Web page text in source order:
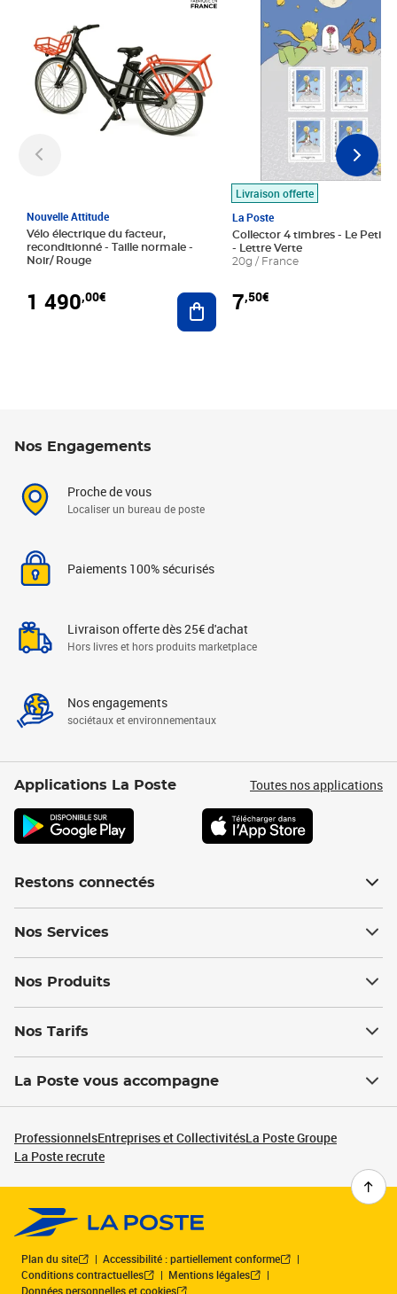
Nouvelle Attitude
Vélo électrique du facteur,
reconditionné - Taille normale -
Noir/ Rouge
1 490,00€ Ajouter au panier
Livraison offerte
La Poste
Collector 4 timbres - Le Petit
- Lettre Verte
20g / France
7,50€
Nos Engagements
Proche de vous
Localiser un bureau de poste
Paiements 100% sécurisés
Livraison offerte dès 25€ d'achat
Hors livres et hors produits marketplace
Nos engagements
sociétaux et environnementaux
Applications La Poste Toutes nos applications
Restons connectés
Nos Services
Nos Produits
Nos Tarifs
La Poste vous accompagne
ProfessionnelsEntreprises et CollectivitésLa Poste Groupe
La Poste recrute
Plan du site
Accessibilité : partiellement conforme
Conditions contractuelles
Mentions légales
Données personnelles et cookies